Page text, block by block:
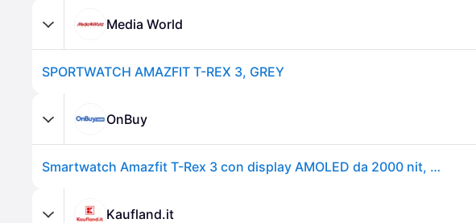
Media World
SPORTWATCH AMAZFIT T-REX 3, GREY
OnBuy
Smartwatch Amazfit T-Rex 3 con display AMOLED da 2000 nit, GPS, mappe, controllo vocale e intelligenza artificiale, colore grigio foschia.
Kaufland.it